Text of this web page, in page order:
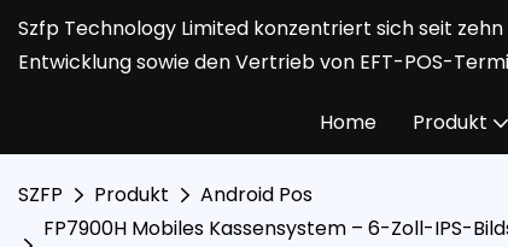
Szfp Technology Limited konzentriert sich seit
Entwicklung sowie den Vertrieb von EFT-POS-
Home Produkt
SZFP Produkt
Android Pos
FP7900H Mobiles Kassensystem – 6-Zoll-IPS-